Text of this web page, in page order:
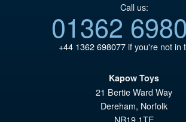
Call us:
01362
+44 1362 698077if you're not in
Kapow Toys
21 Bertie Ward Way
Dereham, Norfolk
NR19 1TE